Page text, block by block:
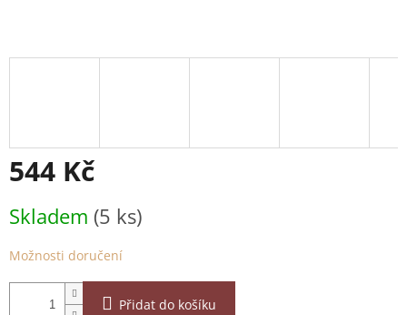
544 Kč
cena:
Skladem (5 ks)
Možnosti doručení
Přidat do košíku